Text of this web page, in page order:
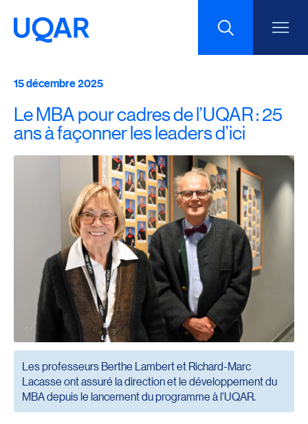
Menu principal
Taille du texte
Interlignage du texte
Espacement du texte
Réinitialiser les paramètres
15 décembre 2025
Le MBA pour cadres de l’UQAR : 25
ans à façonner les leaders d’ici
Les professeurs Berthe Lambert et Richard-Marc
Lacasse ont assuré la direction et le développement du
MBA depuis le lancement du programme à l'UQAR.